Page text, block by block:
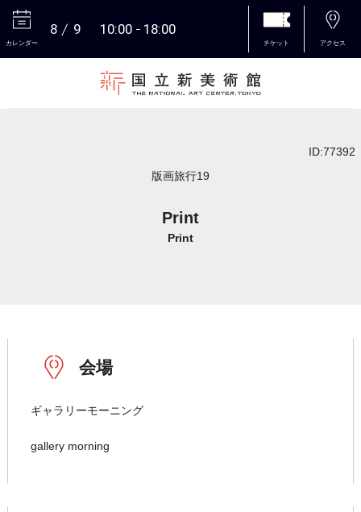
カレンダー
8 9 10:00 18:00
チケット アクセス
ID:77392
版画旅行19
Print
Print
会場
ギャラリーモーニング
gallery morning